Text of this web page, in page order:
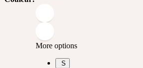
More options
S